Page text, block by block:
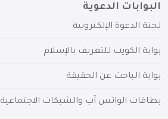
البوابات الدعوية
لجنة الدعوة الإلكترونية
بوابة الكويت للتعريف بالإسلام
بوابة الباحث عن الحقيقة
بطاقات الواتس آب والشبكات الاجتماعية